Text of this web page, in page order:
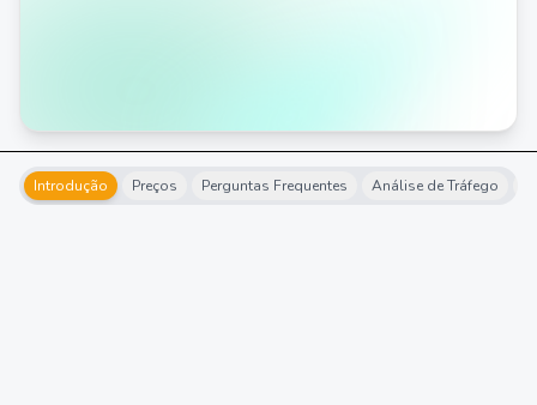
Introdução Preços Perguntas Frequentes Análise de Tráfego